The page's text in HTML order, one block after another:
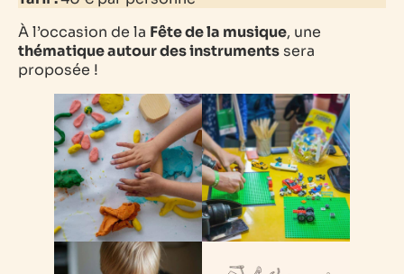
À l’occasion de la Fête de la musique, une
thématique autour des instruments sera
proposée !